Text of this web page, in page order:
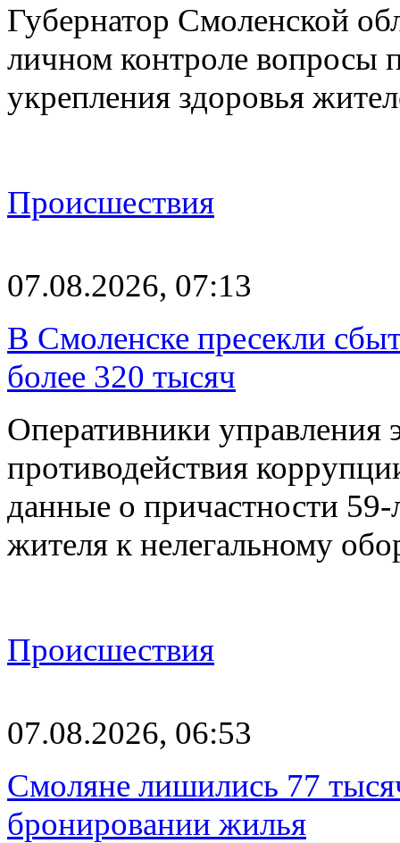
Губернатор Смоленской
личном контроле вопросы
укрепления здоровья
Происшествия
07.08.2026, 07:13
В Смоленске пресекли
более 320 тысяч
Оперативники управления
противодействия
данные о причастности 59-
жителя к нелегальному
Происшествия
07.08.2026, 06:53
Смоляне лишились 77
бронировании жилья